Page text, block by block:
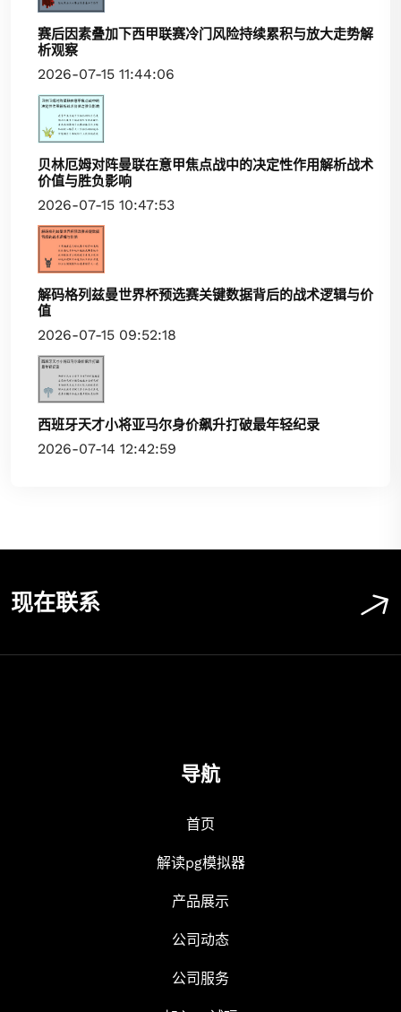
赛后因素叠加下西甲联赛冷门风险持续累积与放大走势解
析观察
2026-07-15 11:44:06
贝林厄姆对阵曼联在意甲焦点战中的决定性作用解析战术
价值与胜负影响
2026-07-15 10:47:53
解码格列兹曼世界杯预选赛关键数据背后的战术逻辑与价
值
2026-07-15 09:52:18
西班牙天才小将亚马尔身价飙升打破最年轻纪录
2026-07-14 12:42:59
现在联系
导航
首页
解读pg模拟器
产品展示
公司动态
公司服务